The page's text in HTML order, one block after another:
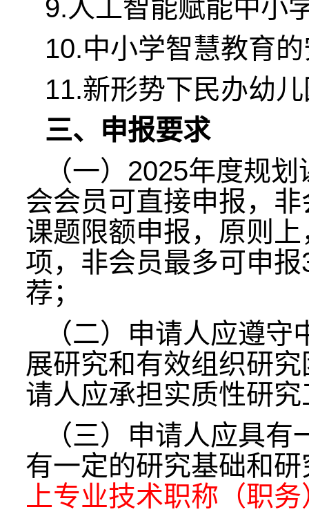
9.人工智能赋能中小
10.中小学智慧教育
11.新形势下民办幼
三、申报要求
（一）2025年度规
会会员可直接申报，
课题限额申报，原则
项，非会员最多可申
荐；
（二）申请人应遵
展研究和有效组织研
请人应承担实质性研究
（三）申请人应具
有一定的研究基础和
上专业技术职称（职